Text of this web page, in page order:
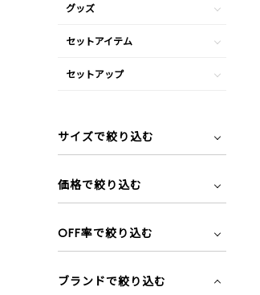
グッズ
セットアイテム
セットアップ
サイズで絞り込む
価格で絞り込む
OFF率で絞り込む
ブランドで絞り込む